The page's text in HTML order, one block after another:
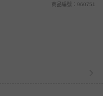
商品編號：960751